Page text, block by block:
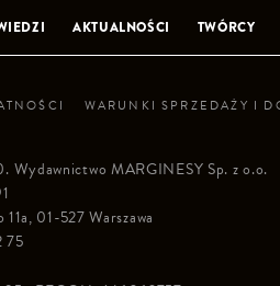
AKTUALNOŚCI TWÓRCY
WARUNKI SPRZEDAŻY I
MARGINESY Sp. z o.o.
11a, 01-527 Warszawa
75